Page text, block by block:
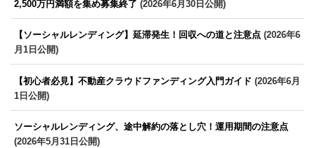
2,500万円満額を集め募集終了 (2026年6月30日公開)
【ソーシャルレンディング】延滞発生！回収への道と注意点 (2026年6
月1日公開)
【初心者必見】不動産クラウドファンディング入門ガイド (2026年6月
1日公開)
ソーシャルレンディング、途中解約の落とし穴！運用期間の注意点
(2026年5月31日公開)